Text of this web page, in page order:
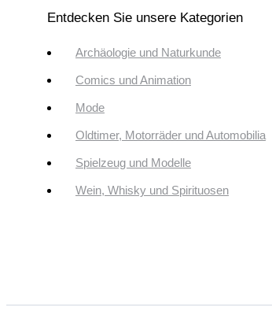
Entdecken Sie unsere Kategorien
Archäologie und Naturkunde
Comics und Animation
Mode
Oldtimer, Motorräder und Automobilia
Spielzeug und Modelle
Wein, Whisky und Spirituosen